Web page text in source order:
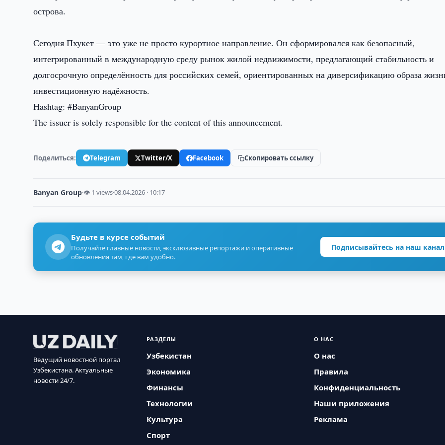
острова.
Сегодня Пхукет — это уже не просто курортное направление. Он сформировался как безопасный,
интегрированный в международную среду рынок жилой недвижимости, предлагающий стабильность и
долгосрочную определённость для российских семей, ориентированных на диверсификацию образа
инвестиционную надёжность.
Hashtag: #BanyanGroup
The issuer is solely responsible for the content of this announcement.
Поделиться: Telegram Twitter/X Facebook Скопировать ссылку
Banyan Group·👁 1 views·08.04.2026 · 10:17
Будьте в курсе событий
Получайте главные новости, эксклюзивные репортажи и оперативные
обновления там, где вам удобно.
Подписывайтесь на наш канал
Ведущий новостной портал
Узбекистана. Актуальные
новости 24/7.
РАЗДЕЛЫ
Узбекистан
Экономика
Финансы
Технологии
Культура
Спорт
О НАС
О нас
Правила
Конфиденциальность
Наши приложения
Реклама